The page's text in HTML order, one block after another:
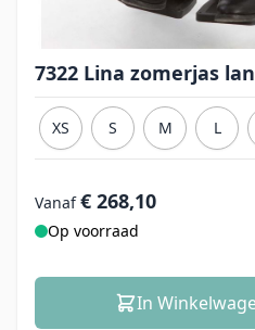
7322 Lina zomerjas
XS S M L
Vanaf € 268,10
Op voorraad
In